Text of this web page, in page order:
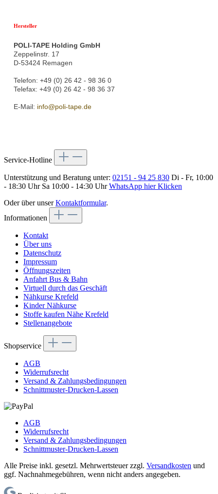
Hersteller
POLI-TAPE Holding GmbH
Zeppelinstr. 17
D-53424 Remagen
Telefon: +49 (0) 26 42 - 98 36 0
Telefax: +49 (0) 26 42 - 98 36 37
E-Mail: info@poli-tape.de
Service-Hotline
Unterstützung und Beratung unter: 02151 - 94 25 830 Di - Fr, 10:00
- 18:30 Uhr Sa 10:00 - 14:30 UhrWhatsApp hier Klicken
Oder über unserKontaktformular.
Informationen
Kontakt
Über uns
Datenschutz
Impressum
Öffnungszeiten
Anfahrt Bus & Bahn
Virtuell durch das Geschäft
Nähkurse Krefeld
Kinder Nähkurse
Stoffe kaufen Nähe Krefeld
Stellenangebote
Shopservice
AGB
Widerrufsrecht
Versand & Zahlungsbedingungen
Schnittmuster-Drucken-Lassen
AGB
Widerrufsrecht
Versand & Zahlungsbedingungen
Schnittmuster-Drucken-Lassen
Alle Preise inkl. gesetzl. Mehrwertsteuer zzgl. Versandkosten und
ggf. Nachnahmegebühren, wenn nicht anders angegeben.